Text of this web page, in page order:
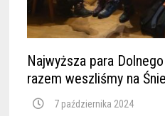
Najwyższa para
razem weszliśmy na
7 października 2024